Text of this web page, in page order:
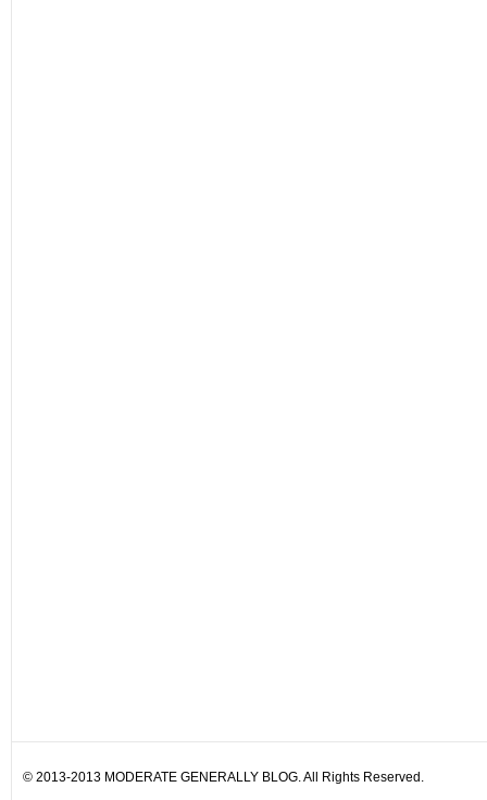
© 2013-2013 MODERATE GENERALLY BLOG. All Rights Reserved.